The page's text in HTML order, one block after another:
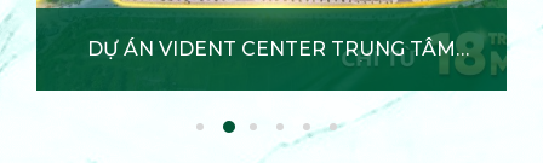
THE FAIFO COMPLEX TIỀM NĂNG PHÁT